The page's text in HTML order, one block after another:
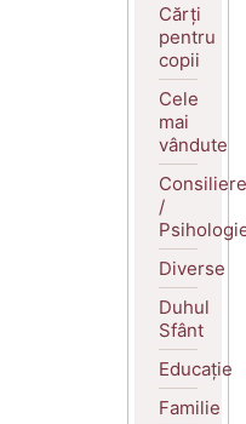
Cărți
pentru
copii
Cele
mai
vândute
Consiliere
/
Diverse
Duhul
Sfânt
Educație
Familie